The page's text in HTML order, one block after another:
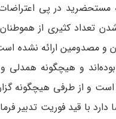
در پی
تعداد کثیری از
و مصدومین ارائه
و هیچگونه
است و از طرفی هیچگونه
دارد با قید فوریت